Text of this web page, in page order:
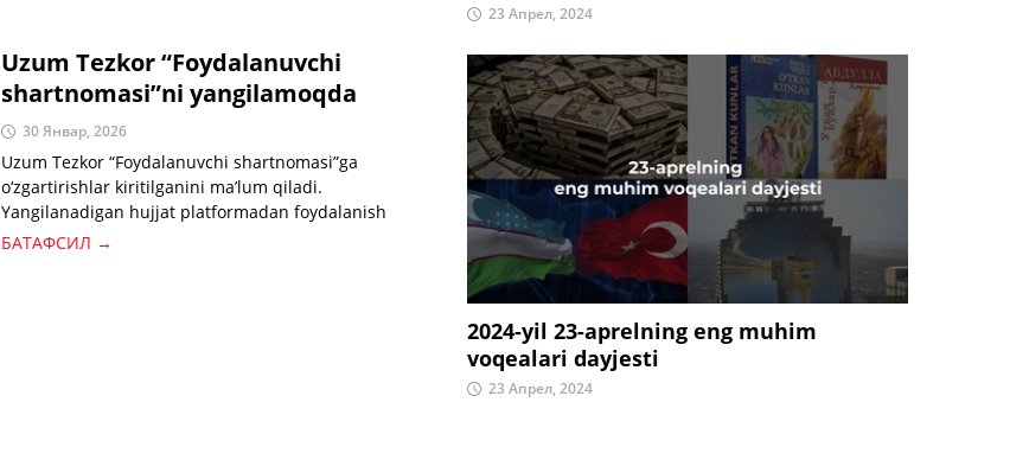
Uzum Tezkor “Foydalanuvchi
shartnomasi”ni yangilamoqda
30 Январ, 2026
Uzum Tezkor “Foydalanuvchi shartnomasi”ga
o‘zgartirishlar kiritilganini ma’lum qiladi.
Yangilanadigan hujjat platformadan foydalanish
shartlarini yanada aniqroq va tushunarliroq qilishga
БАТАФСИЛ →
23 Апрел, 2024
2024-yil 23-aprelning eng muhim
voqealari dayjesti
23 Апрел, 2024